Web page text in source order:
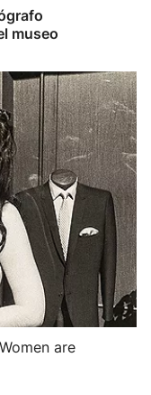
museo
are